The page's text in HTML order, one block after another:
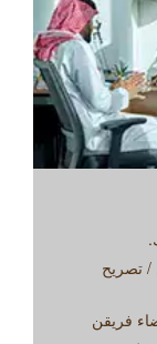
/ تصريح
فريقن